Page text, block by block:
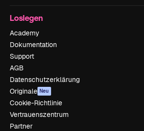
Loslegen
Academy
Dokumentation
Support
AGB
Datenschutzerklärung
Originale Neu
Cookie-Richtlinie
Vertrauenszentrum
Partner